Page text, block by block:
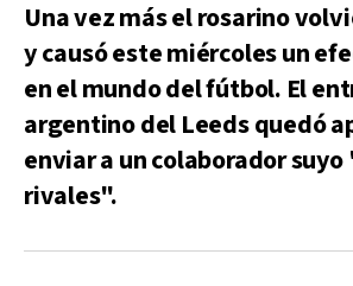
Una vez más el rosarino
y causó este miércoles un
en el mundo del fútbol. El
argentino del Leeds quedó
enviar a un colaborador suyo
rivales".